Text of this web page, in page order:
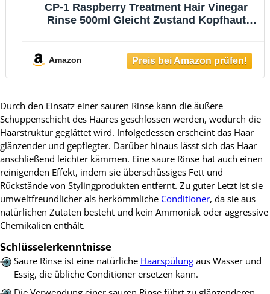
CP-1 Raspberry Treatment Hair Vinegar
Rinse 500ml Gleicht Zustand Kopfhaut
Empfindlichkeiten für Frisches Gesundes
Haar
Amazon
Durch den Einsatz einer sauren Rinse kann die äußere
Schuppenschicht des Haares geschlossen werden, wodurch die
Haarstruktur geglättet wird. Infolgedessen erscheint das Haar
glänzender und gepflegter. Darüber hinaus lässt sich das Haar
anschließend leichter kämmen. Eine saure Rinse hat auch einen
reinigenden Effekt, indem sie überschüssiges Fett und
Rückstände von Stylingprodukten entfernt. Zu guter Letzt ist sie
umweltfreundlicher als herkömmliche Conditioner, da sie aus
natürlichen Zutaten besteht und kein Ammoniak oder aggressive
Chemikalien enthält.
Schlüsselerkenntnisse
Saure Rinse ist eine natürliche Haarspülungaus Wasser und
Essig, die übliche Conditioner ersetzen kann.